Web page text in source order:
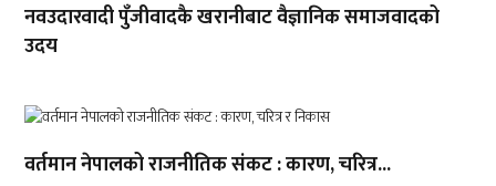
नवउदारवादी पुँजीवादकै खरानीबाट वैज्ञानिक समाजवादको
उदय
वर्तमान नेपालको राजनीतिक संकट : कारण, चरित्र...